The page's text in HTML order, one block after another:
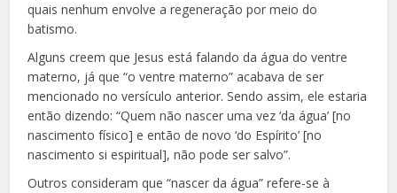
quais nenhum envolve a regeneração por meio do
batismo.
Alguns creem que Jesus está falando da água do ventre
materno, já que “o ventre materno” acabava de ser
mencionado no versículo anterior. Sendo assim, ele estaria
então dizendo: “Quem não nascer uma vez ‘da água’ [no
nascimento físico] e então de novo ‘do Espírito’ [no
nascimento si espiritual], não pode ser salvo”.
Outros consideram que “nascer da água” refere-se à